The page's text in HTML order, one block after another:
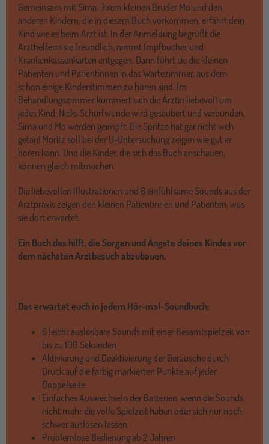
Gemeinsam mit Sima, ihrem kleinen Bruder Mo und den
anderen Kindern, die in diesem Buch vorkommen, erfährt dein
Kind wie es beim Arzt ist. In der Anmeldung begrüßt die
Arzthelferin sie freundlich, nimmt Impfbücher und
Krankenkassenkarten entgegen. Dann führt sie die kleinen
Patienten und Patientinnen in das Wartezimmer, aus dem
schon einige Kinderstimmen zu hören sind. Im
Behandlungszimmer kümmert sich die Ärztin liebevoll um
jedes Kind: Nicks Schürfwunde wird gesäubert und verbunden,
Sima und Mo werden geimpft. Die Spritze hat gar nicht weh
getan! Moritz soll bei der U-Untersuchung zeigen wie gut er
hören kann. Und die Kinder, die sich das Buch anschauen,
können gleich mitmachen.
Die liebevollen Illustrationen und 6 einfühlsame Sounds aus der
Arztpraxis zeigen den kleinen Patientinnen und Patienten, was
sie dort erwartet.
Ein Buch das hilft, die Sorgen und Ängste deines Kindes vor
dem nächsten Arztbesuch abzubauen.
Das erwartet euch in jedem Hör-mal-Soundbuch:
6 leicht auslösbare Sounds mit einer Gesamtspielzeit von
bis zu 100 Sekunden
Aktivierung und Deaktivierung der Geräusche durch
Druck auf die farbig markierten Punkte auf jeder
Doppelseite
Einfaches Auswechseln der Batterien, wenn die Sounds
nicht mehr die volle Spielzeit haben oder sich nur noch
schwer auslösen lassen.
Problemlose Bedienung ab 2 Jahren